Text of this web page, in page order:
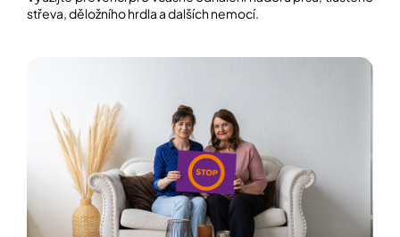
OBJEVUJTE
PRŮVODCE
MODERNÍM
SVĚTEM
POZNEJTE
ZAŽIJTE,
CO
střeva, děložního hrdla a dalších nemocí.
u
?